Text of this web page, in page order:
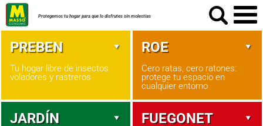
Protegemos tu hogar para que lo disfrutes sin molestias
PREBEN
Tu hogar libre de insectos
voladores y rastreros
ROE
Cero ratas, cero ratones:
protege tu espacio en
cualquier entorno
JARDÍN FUEGONET